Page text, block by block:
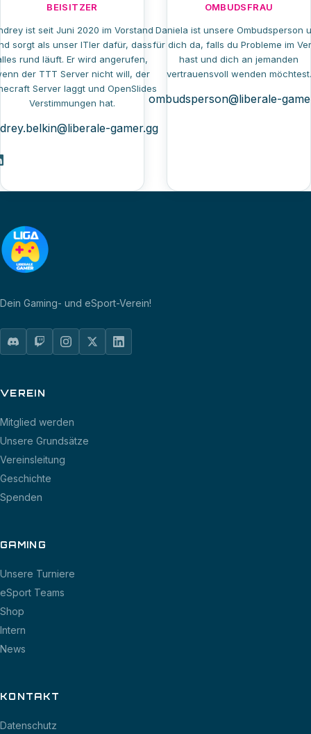
BEISITZER
ist seit Juni 2020 im Vorstand
sorgt als unser ITler dafür, dass
rund läuft. Er wird angerufen,
der TTT Server nicht will, der
Server laggt und OpenSlides
Verstimmungen hat.
gamer.gg
OMBUDSFRAU
Daniela ist unsere Ombudsperson
für dich da, falls du Probleme im
hast und dich an jemanden
vertrauensvoll wenden möchtest.
ombudsperson@liberale-
Dein Gaming- und eSport-Verein!
VEREIN
Mitglied werden
Unsere Grundsätze
Vereinsleitung
Geschichte
Spenden
GAMING
Unsere Turniere
eSport Teams
Shop
Intern
News
KONTAKT
Datenschutz